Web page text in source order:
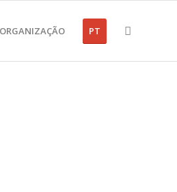
ORGANIZAÇÃO PT